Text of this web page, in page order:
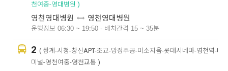
천여중-영대병원 )
영천영대병원 영천영대병원
운행정보 06:30 ~ 19:50 - 배차간격 15 ~ 35분
2 ( 쌍계-시청-창신APT-조교-망정주공-미소지움-롯데시네마-영천역-터
미널-영천여중-영천교통 )